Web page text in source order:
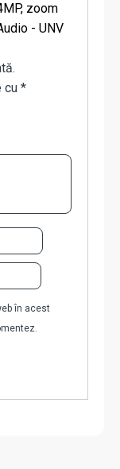
zoom
- UNV
cu *
în acest